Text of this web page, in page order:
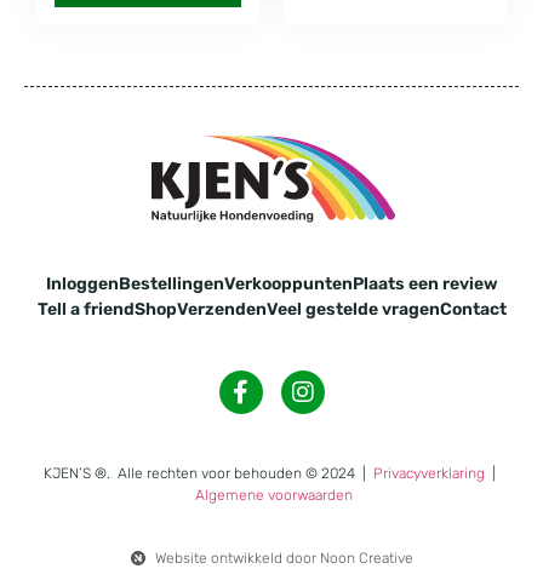
InloggenBestellingenVerkooppuntenPlaats een review
Tell a friendShopVerzendenVeel gestelde vragenContact
KJEN’S ®. Alle rechten voor behouden © 2024 Privacyverklaring
Algemene voorwaarden
Website ontwikkeld door Noon Creative